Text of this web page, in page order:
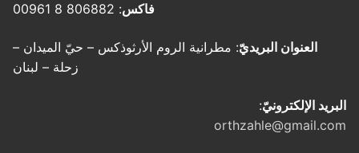
فاكس: 806882 8 00961
العنوان البريديّ: مطرانية الروم الأرثوذكس – حيّ الميدان –
زحلة – لبنان
البريد الإلكترونيّ:
orthzahle@gmail.com